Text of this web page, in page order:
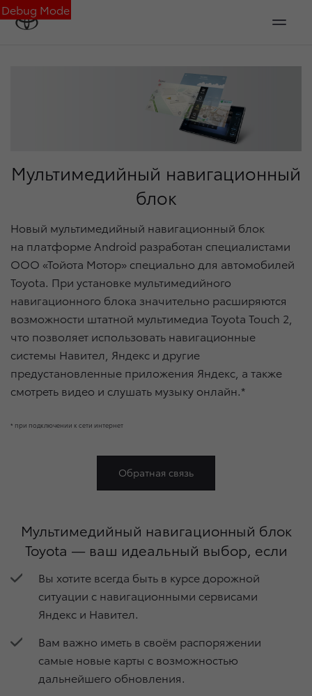
Debug Mode
Мультимедийный навигационный
блок
Новый мультимедийный навигационный блок
на платформе Android разработан специалистами
ООО «Тойота Мотор» специально для автомобилей
Toyota. При установке мультимедийного
навигационного блока значительно расширяются
возможности штатной мультимедиа Toyota Touch 2,
что позволяет использовать навигационные
системы Навител, Яндекс и другие
предустановленные приложения Яндекс, а также
смотреть видео и слушать музыку онлайн.*
* при подключении к сети интернет
Обратная связь
Мультимедийный навигационный блок
Toyota — ваш идеальный выбор, если
Вы хотите всегда быть в курсе дорожной
ситуации c навигационными сервисами
Яндекс и Навител.
Вам важно иметь в своём распоряжении
самые новые карты с возможностью
дальнейшего обновления.